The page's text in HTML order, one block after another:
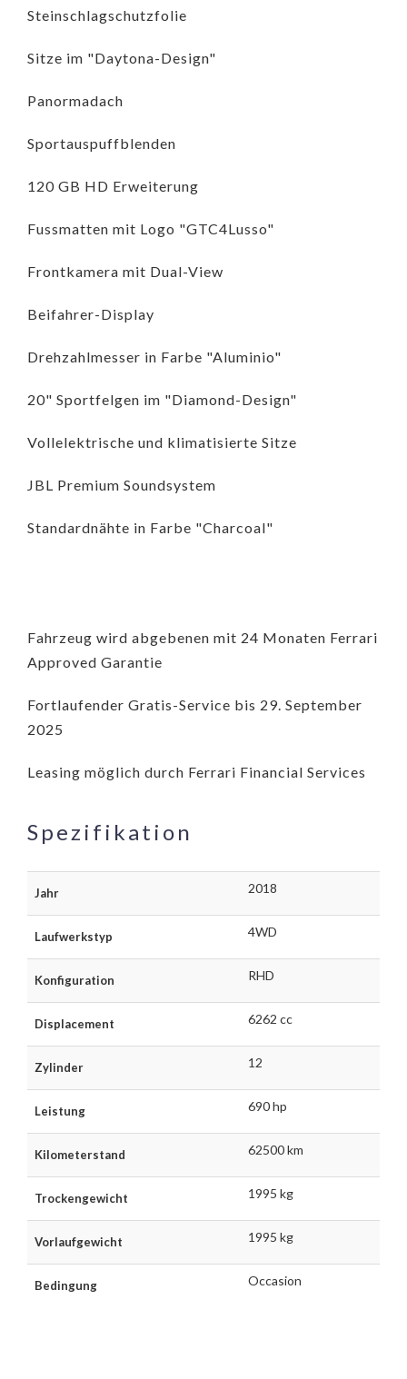
Steinschlagschutzfolie
Sitze im "Daytona-Design"
Panormadach
Sportauspuffblenden
120 GB HD Erweiterung
Fussmatten mit Logo "GTC4Lusso"
Frontkamera mit Dual-View
Beifahrer-Display
Drehzahlmesser in Farbe "Aluminio"
20" Sportfelgen im "Diamond-Design"
Vollelektrische und klimatisierte Sitze
JBL Premium Soundsystem
Standardnähte in Farbe "Charcoal"
Fahrzeug wird abgebenen mit 24 Monaten Ferrari
Approved Garantie
Fortlaufender Gratis-Service bis 29. September
2025
Leasing möglich durch Ferrari Financial Services
Spezifikation
Jahr 2018
Laufwerkstyp 4WD
Konfiguration RHD
Displacement 6262 cc
Zylinder 12
Leistung 690 hp
Kilometerstand 62500 km
Trockengewicht 1995 kg
Vorlaufgewicht 1995 kg
Bedingung Occasion